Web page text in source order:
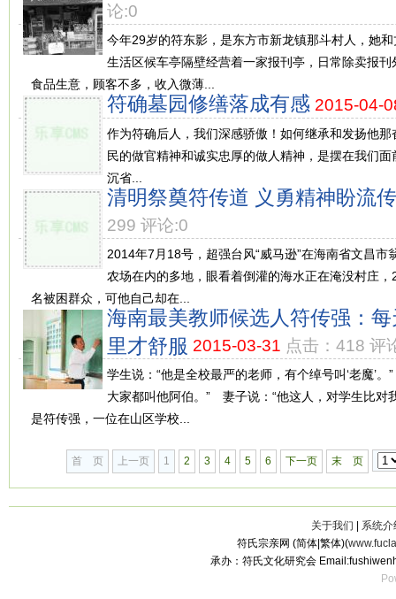
论:0
今年29岁的符东影，是东方市新龙镇那斗村人，她
生活区候车亭隔壁经营着一家报刊亭，日常除卖报
食品生意，顾客不多，收入微薄...
符确墓园修缮落成有感 2015-04-
作为符确后人，我们深感骄傲！如何继承和发扬他
民的做官精神和诚实忠厚的做人精神，是摆在我们
沉省...
清明祭奠符传道 义勇精神盼流传
299 评论:0
2014年7月18号，超强台风“威马逊”在海南省文昌市
农场在内的多地，眼看着倒灌的海水正在淹没村庄
名被困群众，可他自己却在...
海南最美教师候选人符传强：
里才舒服 2015-03-31 点击：418 评
学生说：“他是全校最严的老师，有个绰号叫‘老魔’
大家都叫他阿伯。” 妻子说：“他这人，对学生比
是符传强，一位在山区学校...
首 页 上一页 1 2 3 4 5 6 下一页 末 页
关于我们
系统介
符氏宗亲网 (简体|繁体)(
承办：符氏文化研究会